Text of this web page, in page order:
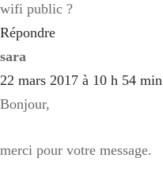
wifi public ?
Répondre
sara
22 mars 2017 à 10 h 54 min
Bonjour,
merci pour votre message.